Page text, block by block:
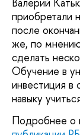
приобретали
после
же, по
сделать
Обучение в
инвестиция в
навыку
Подробнее о